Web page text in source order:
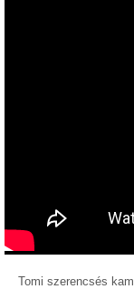
Tomi szerencsés